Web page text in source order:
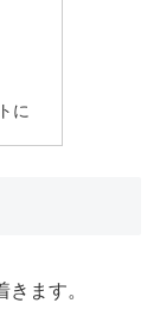
に
ます。